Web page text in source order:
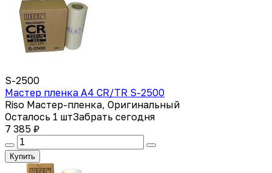
S-2500
Мастер пленка A4 CR/TR S-2500
Riso Мастер-пленка, Оригинальный
Осталось 1 штЗабрать сегодня
7 385 ₽
Купить